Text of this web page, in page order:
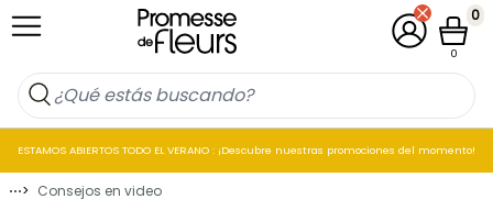
Ir al contenido Mi cuenta
Cesta
0
0
ESTAMOS ABIERTOS TODO EL VERANO : ¡Descubre nuestras promociones del momento!
⋯> Consejos en video